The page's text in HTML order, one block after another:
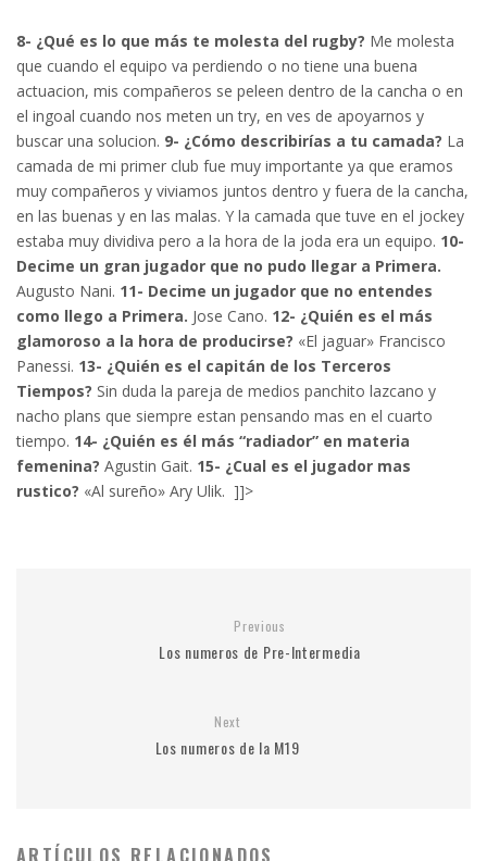
8- ¿Qué es lo que más te molesta del rugby? Me molesta
que cuando el equipo va perdiendo o no tiene una buena
actuacion, mis compañeros se peleen dentro de la cancha o en
el ingoal cuando nos meten un try, en ves de apoyarnos y
buscar una solucion. 9- ¿Cómo describirías a tu camada? La
camada de mi primer club fue muy importante ya que eramos
muy compañeros y viviamos juntos dentro y fuera de la cancha,
en las buenas y en las malas. Y la camada que tuve en el jockey
estaba muy dividiva pero a la hora de la joda era un equipo. 10-
Decime un gran jugador que no pudo llegar a Primera.
Augusto Nani. 11- Decime un jugador que no entendes
como llego a Primera. Jose Cano. 12- ¿Quién es el más
glamoroso a la hora de producirse? «El jaguar» Francisco
Panessi. 13- ¿Quién es el capitán de los Terceros
Tiempos? Sin duda la pareja de medios panchito lazcano y
nacho plans que siempre estan pensando mas en el cuarto
tiempo. 14- ¿Quién es él más “radiador” en materia
femenina? Agustin Gait. 15- ¿Cual es el jugador mas
rustico? «Al sureño» Ary Ulik. ]]>
Previous
Los numeros de Pre-Intermedia
Next
Los numeros de la M19
ARTÍCULOS RELACIONADOS